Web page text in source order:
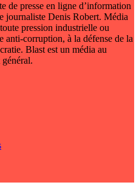
de presse en ligne d’information
journaliste Denis Robert. Média
pression industrielle ou
anti-corruption, à la défense de la
Blast est un média au